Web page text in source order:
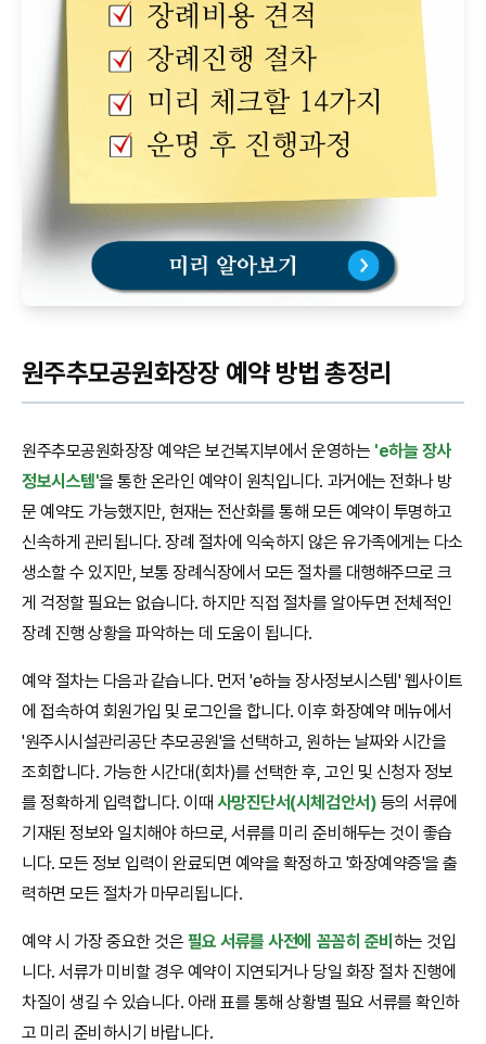
원주추모공원화장장 예약 방법 총정리
원주추모공원화장장 예약은 보건복지부에서 운영하는 'e하늘 장사
정보시스템'을 통한 온라인 예약이 원칙입니다. 과거에는 전화나 방
문 예약도 가능했지만, 현재는 전산화를 통해 모든 예약이 투명하고
신속하게 관리됩니다. 장례 절차에 익숙하지 않은 유가족에게는 다소
생소할 수 있지만, 보통 장례식장에서 모든 절차를 대행해주므로 크
게 걱정할 필요는 없습니다. 하지만 직접 절차를 알아두면 전체적인
장례 진행 상황을 파악하는 데 도움이 됩니다.
예약 절차는 다음과 같습니다. 먼저 'e하늘 장사정보시스템' 웹사이트
에 접속하여 회원가입 및 로그인을 합니다. 이후 화장예약 메뉴에서
'원주시시설관리공단 추모공원'을 선택하고, 원하는 날짜와 시간을
조회합니다. 가능한 시간대(회차)를 선택한 후, 고인 및 신청자 정보
를 정확하게 입력합니다. 이때 사망진단서(시체검안서) 등의 서류에
기재된 정보와 일치해야 하므로, 서류를 미리 준비해두는 것이 좋습
니다. 모든 정보 입력이 완료되면 예약을 확정하고 '화장예약증'을 출
력하면 모든 절차가 마무리됩니다.
예약 시 가장 중요한 것은 필요 서류를 사전에 꼼꼼히 준비 하는 것입
니다. 서류가 미비할 경우 예약이 지연되거나 당일 화장 절차 진행에
차질이 생길 수 있습니다. 아래 표를 통해 상황별 필요 서류를 확인하
고 미리 준비하시기 바랍니다.